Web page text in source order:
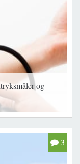
og
3